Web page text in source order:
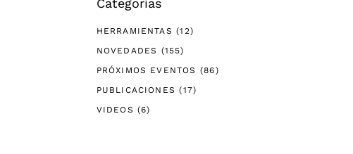
Categorías
HERRAMIENTAS (12)
NOVEDADES (155)
PRÓXIMOS EVENTOS (86)
PUBLICACIONES (17)
VIDEOS (6)